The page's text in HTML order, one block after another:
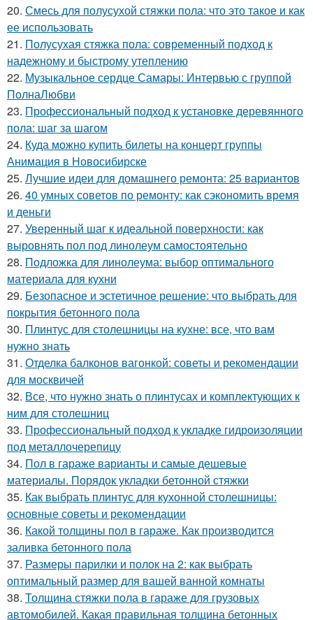
20. Смесь для полусухой стяжки пола: что это такое и как
ее использовать
21. Полусухая стяжка пола: современный подход к
надежному и быстрому утеплению
22. Музыкальное сердце Самары: Интервью с группой
ПолнаЛюбви
23. Профессиональный подход к установке деревянного
пола: шаг за шагом
24. Куда можно купить билеты на концерт группы
Анимация в Новосибирске
25. Лучшие идеи для домашнего ремонта: 25 вариантов
26. 40 умных советов по ремонту: как сэкономить время
и деньги
27. Уверенный шаг к идеальной поверхности: как
выровнять пол под линолеум самостоятельно
28. Подложка для линолеума: выбор оптимального
материала для кухни
29. Безопасное и эстетичное решение: что выбрать для
покрытия бетонного пола
30. Плинтус для столешницы на кухне: все, что вам
нужно знать
31. Отделка балконов вагонкой: советы и рекомендации
для москвичей
32. Все, что нужно знать о плинтусах и комплектующих к
ним для столешниц
33. Профессиональный подход к укладке гидроизоляции
под металлочерепицу
34. Пол в гараже варианты и самые дешевые
материалы. Порядок укладки бетонной стяжки
35. Как выбрать плинтус для кухонной столешницы:
основные советы и рекомендации
36. Какой толщины пол в гараже. Как производится
заливка бетонного пола
37. Размеры парилки и полок на 2: как выбрать
оптимальный размер для вашей ванной комнаты
38. Толщина стяжки пола в гараже для грузовых
автомобилей. Какая правильная толщина бетонных